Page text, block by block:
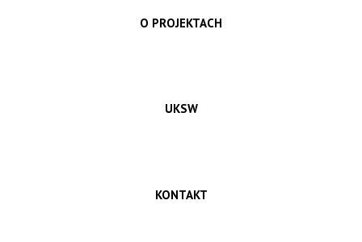
O PROJEKTACH
UKSW
KONTAKT